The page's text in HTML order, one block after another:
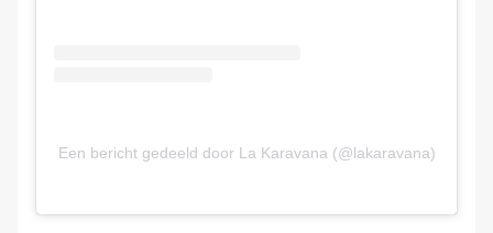
Een bericht gedeeld door La Karavana (@lakaravana)